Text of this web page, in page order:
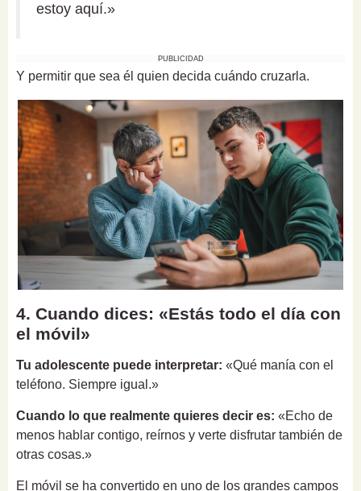
estoy aquí.»
PUBLICIDAD
Y permitir que sea él quien decida cuándo cruzarla.
4. Cuando dices: «Estás todo el día con
el móvil»
Tu adolescente puede interpretar: «Qué manía con el
teléfono. Siempre igual.»
Cuando lo que realmente quieres decir es: «Echo de
menos hablar contigo, reírnos y verte disfrutar también de
otras cosas.»
El móvil se ha convertido en uno de los grandes campos